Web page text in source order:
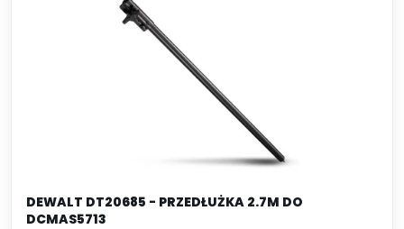
DEWALT DT20685 - PRZEDŁUŻKA 2.7M DO
DCMAS5713